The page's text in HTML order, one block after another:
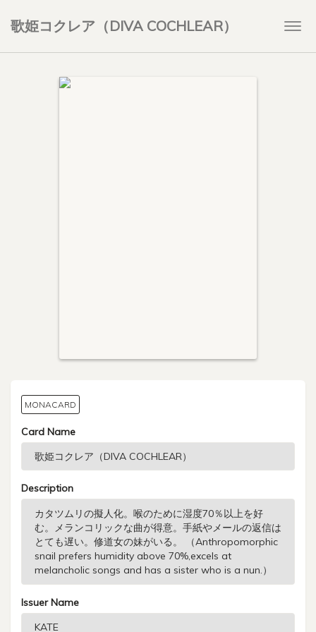
歌姫コクレア（DIVA COCHLEAR）
MONACARD
Card Name
Description
Issuer Name